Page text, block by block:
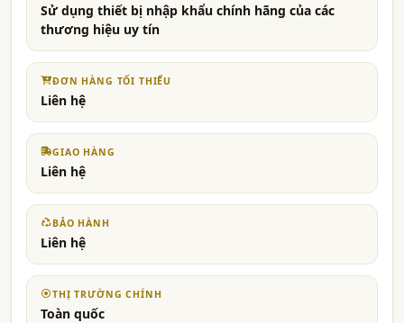
Sử dụng thiết bị nhập khẩu chính hãng của các
thương hiệu uy tín
ĐƠN HÀNG TỐI THIỂU
Liên hệ
GIAO HÀNG
Liên hệ
BẢO HÀNH
Liên hệ
THỊ TRƯỜNG CHÍNH
Toàn quốc